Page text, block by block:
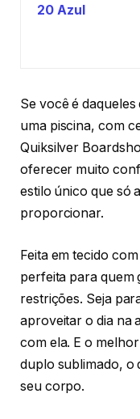
20 Azul
Se você é
uma piscina, com
Quiksilver
oferecer muito
estilo único que só
proporcionar.
Feita em tecido
perfeita para quem
restrições. Seja
aproveitar o dia na
com ela. E o
duplo sublimado, o
seu corpo.